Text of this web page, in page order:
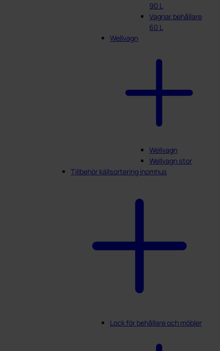
90 L
Vagnar behållare
60 L
Wellvagn
Wellvagn
Wellvagn stor
Tillbehör källsortering inomhus
Lock för behållare och möbler